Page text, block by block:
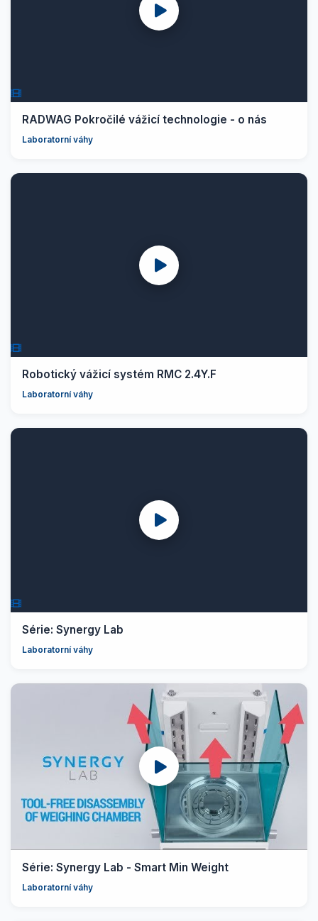
RADWAG Pokročilé vážicí technologie - o nás
Laboratorní váhy
Robotický vážicí systém RMC 2.4Y.F
Laboratorní váhy
Série: Synergy Lab
Laboratorní váhy
Série: Synergy Lab - Smart Min Weight
Laboratorní váhy